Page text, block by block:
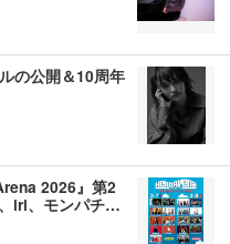
の公開＆10周年
2026』第2
iri、モンパチ…